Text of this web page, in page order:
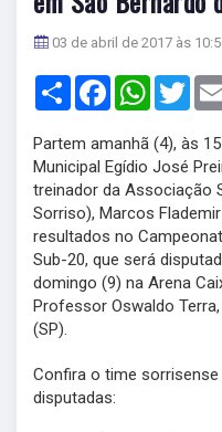
03 de abril de 2017 às
Share FacebookWhatsApp
Partem amanhã (4), às
Municipal Egídio José
treinador da Associação
Sorriso), Marcos
resultados no
Sub-20, que será
domingo (9) na Arena
Professor Oswaldo
(SP).
Confira o time
disputadas: